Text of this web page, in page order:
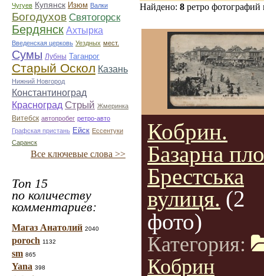
Чугуев Купянск Изюм Валки
Богодухов Святогорск
Бердянск Ахтырка
Введенская церковь Уездных мест.
Сумы Лубны Таганрог
Старый Оскол Казань
Нижний Новгород
Константиноград
Красноград Стрый Жмеринка
Витебск автопробег ретро-авто
Графская пристань Ейск Ессентуки
Саранск
Все ключевые слова >>
Топ 15
по количеству
комментариев:
Магаз Анатолий 2040
poroch 1132
sm 865
Yana 398
Найдено: 8 ретро
Кобрин.
Базарна
Брестська
вулиця. (2
фото)
Категория:
Кобрин